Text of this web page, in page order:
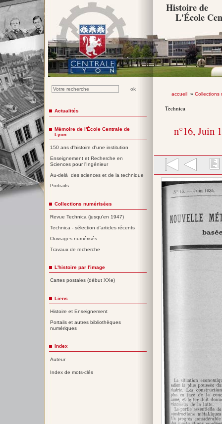
Histoire de
L'École
accueil» Collections
Technica
n°16, Juin
Actualités
Mémoire de l'École Centrale de
Lyon
150 ans d'histoire d'une institution
Enseignement et Recherche en
Sciences pour l'Ingénieur
Au-delà des sciences et de la technique
Portraits
Collections numérisées
Revue Technica (jusqu'en 1947)
Technica - sélection d'articles récents
Ouvrages numérisés
Travaux de recherche
L'histoire par l'image
Cartes postales (début XXe)
Liens
Histoire et Enseignement
Portails et autres bibliothèques
numériques
Index
Auteur
Index de mots-clés